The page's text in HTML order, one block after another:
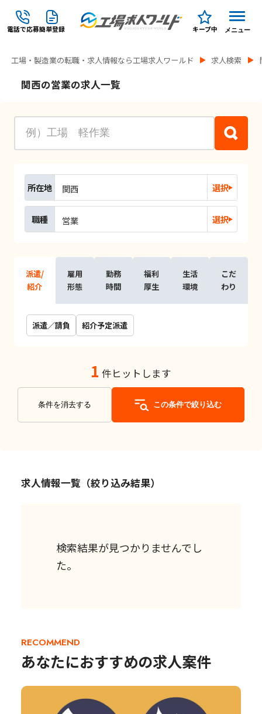
電話で応募簡単登録 キープ中 メニュー
工場・製造業の転職・求人情報なら工場求人ワールド 求人検索
関西の営業の求人一覧
所在地 関西 選択
職種 営業 選択
派遣/
紹介
雇用
形態
勤務
時間
福利
厚生
生活
環境
こだ
わり
派遣／請負 紹介予定派遣
1 件ヒットします
条件を消去する この条件で絞り込む
求人情報一覧（絞り込み結果）
検索結果が見つかりませんでし
た。
RECOMMEND
あなたにおすすめの求人案件